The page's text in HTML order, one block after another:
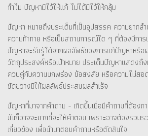
ทำไม ปัญหามีไว้ให้แก้ ไม่ได้มีไว้ให้กลุ้ม
ปัญหา หมายถึงประเด็นที่เป็นอุปสรรค ความยากล
ความท้าทาย หรือเป็นสถานการณ์ใด ๆ ที่ต้องมีกา
ปัญหาจะรับรู้ได้จากผลลัพธ์ของการแก้ปัญหาหรือ
วัตถุประสงค์หรือเป้าหมาย ประเด็นปัญหาแสดงถึ
ควบคู่กับความบกพร่อง ข้อสงสัย หรือความไม่สอ
ขัดขวางมิให้ผลลัพธ์ประสบผลสำเร็จ
ปัญหาที่มาจากคำถาม - เกิดขึ้นเมื่อมีคำถามที่ต้องก
มันก็อาจจะยากที่จะให้คำตอบ เพราะอาจต้องรวบ
เกี่ยวข้อง เพื่อนำมาตอบคำถามหรือตัดสินใจ